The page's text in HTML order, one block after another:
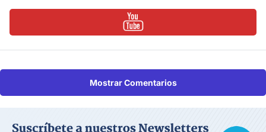
Mostrar Comentarios